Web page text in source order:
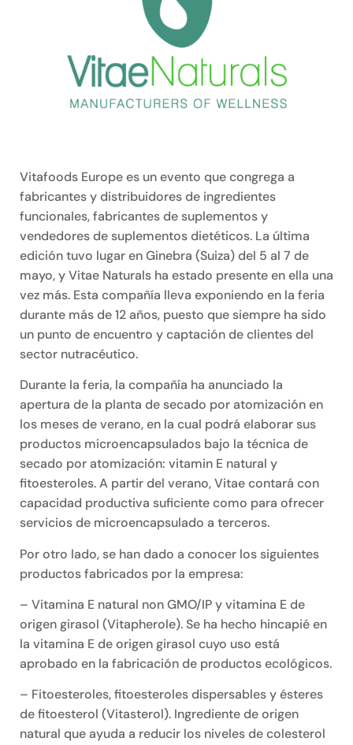
Vitafoods Europe es un evento que congrega a
fabricantes y distribuidores de ingredientes
funcionales, fabricantes de suplementos y
vendedores de suplementos dietéticos. La última
edición tuvo lugar en Ginebra (Suiza) del 5 al 7 de
mayo, y Vitae Naturals ha estado presente en ella una
vez más. Esta compañía lleva exponiendo en la feria
durante más de 12 años, puesto que siempre ha sido
un punto de encuentro y captación de clientes del
sector nutracéutico.
Durante la feria, la compañía ha anunciado la
apertura de la planta de secado por atomización en
los meses de verano, en la cual podrá elaborar sus
productos microencapsulados bajo la técnica de
secado por atomización: vitamin E natural y
fitoesteroles. A partir del verano, Vitae contará con
capacidad productiva suficiente como para ofrecer
servicios de microencapsulado a terceros.
Por otro lado, se han dado a conocer los siguientes
productos fabricados por la empresa:
– Vitamina E natural non GMO/IP y vitamina E de
origen girasol (Vitapherole). Se ha hecho hincapié en
la vitamina E de origen girasol cuyo uso está
aprobado en la fabricación de productos ecológicos.
– Fitoesteroles, fitoesteroles dispersables y ésteres
de fitoesterol (Vitasterol). Ingrediente de origen
natural que ayuda a reducir los niveles de colesterol